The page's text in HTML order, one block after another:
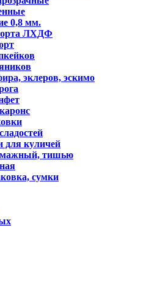
0,8 мм.
ЛХДФ
эклеров, эскимо
для куличей
тишью
сумки